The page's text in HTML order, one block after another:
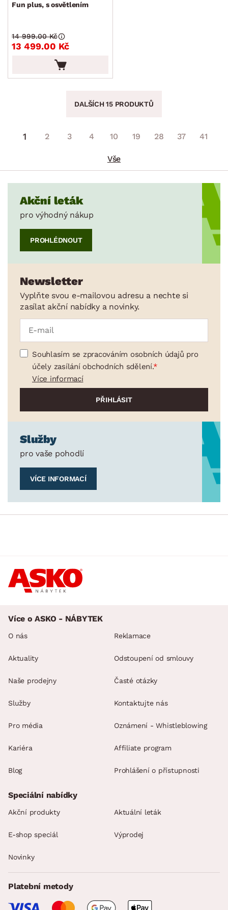
Fun plus, s osvětlením
13 499.00 Kč
14 999.00 Kč
DALŠÍCH 15 PRODUKTŮ
1 2 3 4 10 19 28 37 41
Vše
Akční leták
pro výhodný nákup
PROHLÉDNOUT
Newsletter
Vyplňte svou e-mailovou adresu a nechte si
zasílat akční nabídky a novinky.
Souhlasím se zpracováním osobních údajů pro
účely zasílání obchodních sdělení.
Více informací
Služby
pro vaše pohodlí
VÍCE INFORMACÍ
Více o ASKO - NÁBYTEK
O nás
Aktuality
Naše prodejny
Služby
Pro média
Kariéra
Blog
Reklamace
Odstoupení od smlouvy
Časté otázky
Kontaktujte nás
Oznámení - Whistleblowing
Affiliate program
Prohlášení o přístupnosti
Speciální nabídky
Akční produkty Aktuální leták
E-shop speciál Výprodej
Novinky
Platební metody